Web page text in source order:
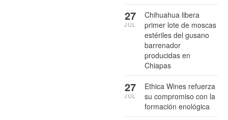
Chihuahua libera
primer lote de moscas
estériles del gusano
barrenador
producidas en
Chiapas
27
JUL
Ethica Wines refuerza
su compromiso con la
formación enológica
27
JUL